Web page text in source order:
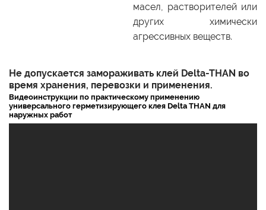
масел, растворителей или
других химически
агрессивных веществ.
Не допускается замораживать клей Delta-THAN во
время хранения, перевозки и применения.
Видеоинструкции по практическому применению
универсального герметизирующего клея Delta THAN для
наружных работ